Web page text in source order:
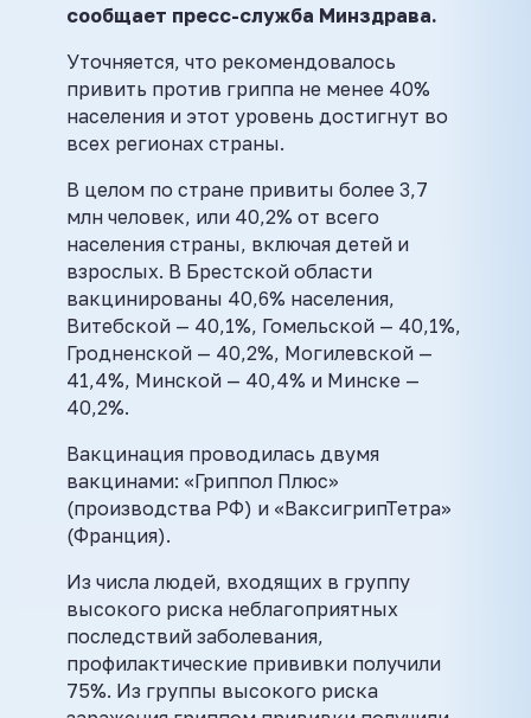
сообщает пресс-служба Минздрава.
Уточняется, что рекомендовалось
привить против гриппа не менее 40%
населения и этот уровень достигнут во
всех регионах страны.
В целом по стране привиты более 3,7
млн человек, или 40,2% от всего
населения страны, включая детей и
взрослых. В Брестской области
вакцинированы 40,6% населения,
Витебской — 40,1%, Гомельской — 40,1%,
Гродненской — 40,2%, Могилевской —
41,4%, Минской — 40,4% и Минске —
40,2%.
Вакцинация проводилась двумя
вакцинами: «Гриппол Плюс»
(производства РФ) и «ВаксигрипТетра»
(Франция).
Из числа людей, входящих в группу
высокого риска неблагоприятных
последствий заболевания,
профилактические прививки получили
75%. Из группы высокого риска